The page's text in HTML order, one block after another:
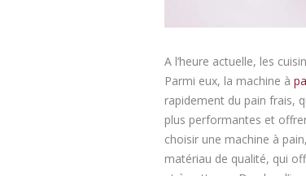
A l’heure actuelle, les
Parmi eux, la machine à
rapidement du pain frais,
plus performantes et
choisir une machine à
matériau de qualité, qui